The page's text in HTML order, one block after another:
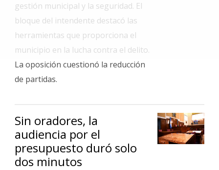
Fotos
de
Familia
Clasificados
Fúnebres
gestión municipal y la seguridad. El
bloque del intendente destacó las
herramientas que proporciona el
municipio en la lucha contra el delito.
La oposición cuestionó la reducción
de partidas.
Sin oradores, la
audiencia por el
presupuesto duró solo
dos minutos